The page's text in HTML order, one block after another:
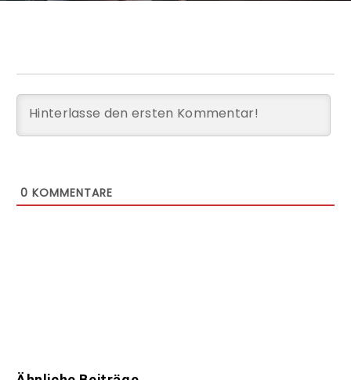
0 KOMMENTARE